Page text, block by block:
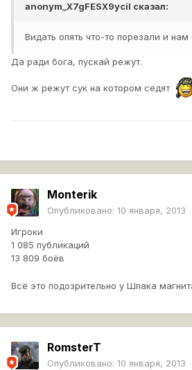
anonym_X7gFESX9ycil сказал:
Видать опять что-то порезали и нам
Да ради бога, пускай режут.
Они ж режут сук на котором седят
Monterik
Опубликовано: 10 января, 2013
Игроки
1 085 публикаций
13 809 боёв
Всё это подозрительно у Шпака
RomsterT
Опубликовано: 10 января, 2013